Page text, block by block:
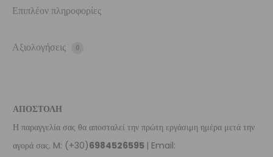
Επιπλέον πληροφορίες
Αξιολογήσεις 0
ΑΠΟΣΤΟΛΗ
Η παραγγελία σας θα αποσταλεί την πρώτη εργάσιμη ημέρα μετά την
αγορά σας. M: (+30)6984526595 | Email: